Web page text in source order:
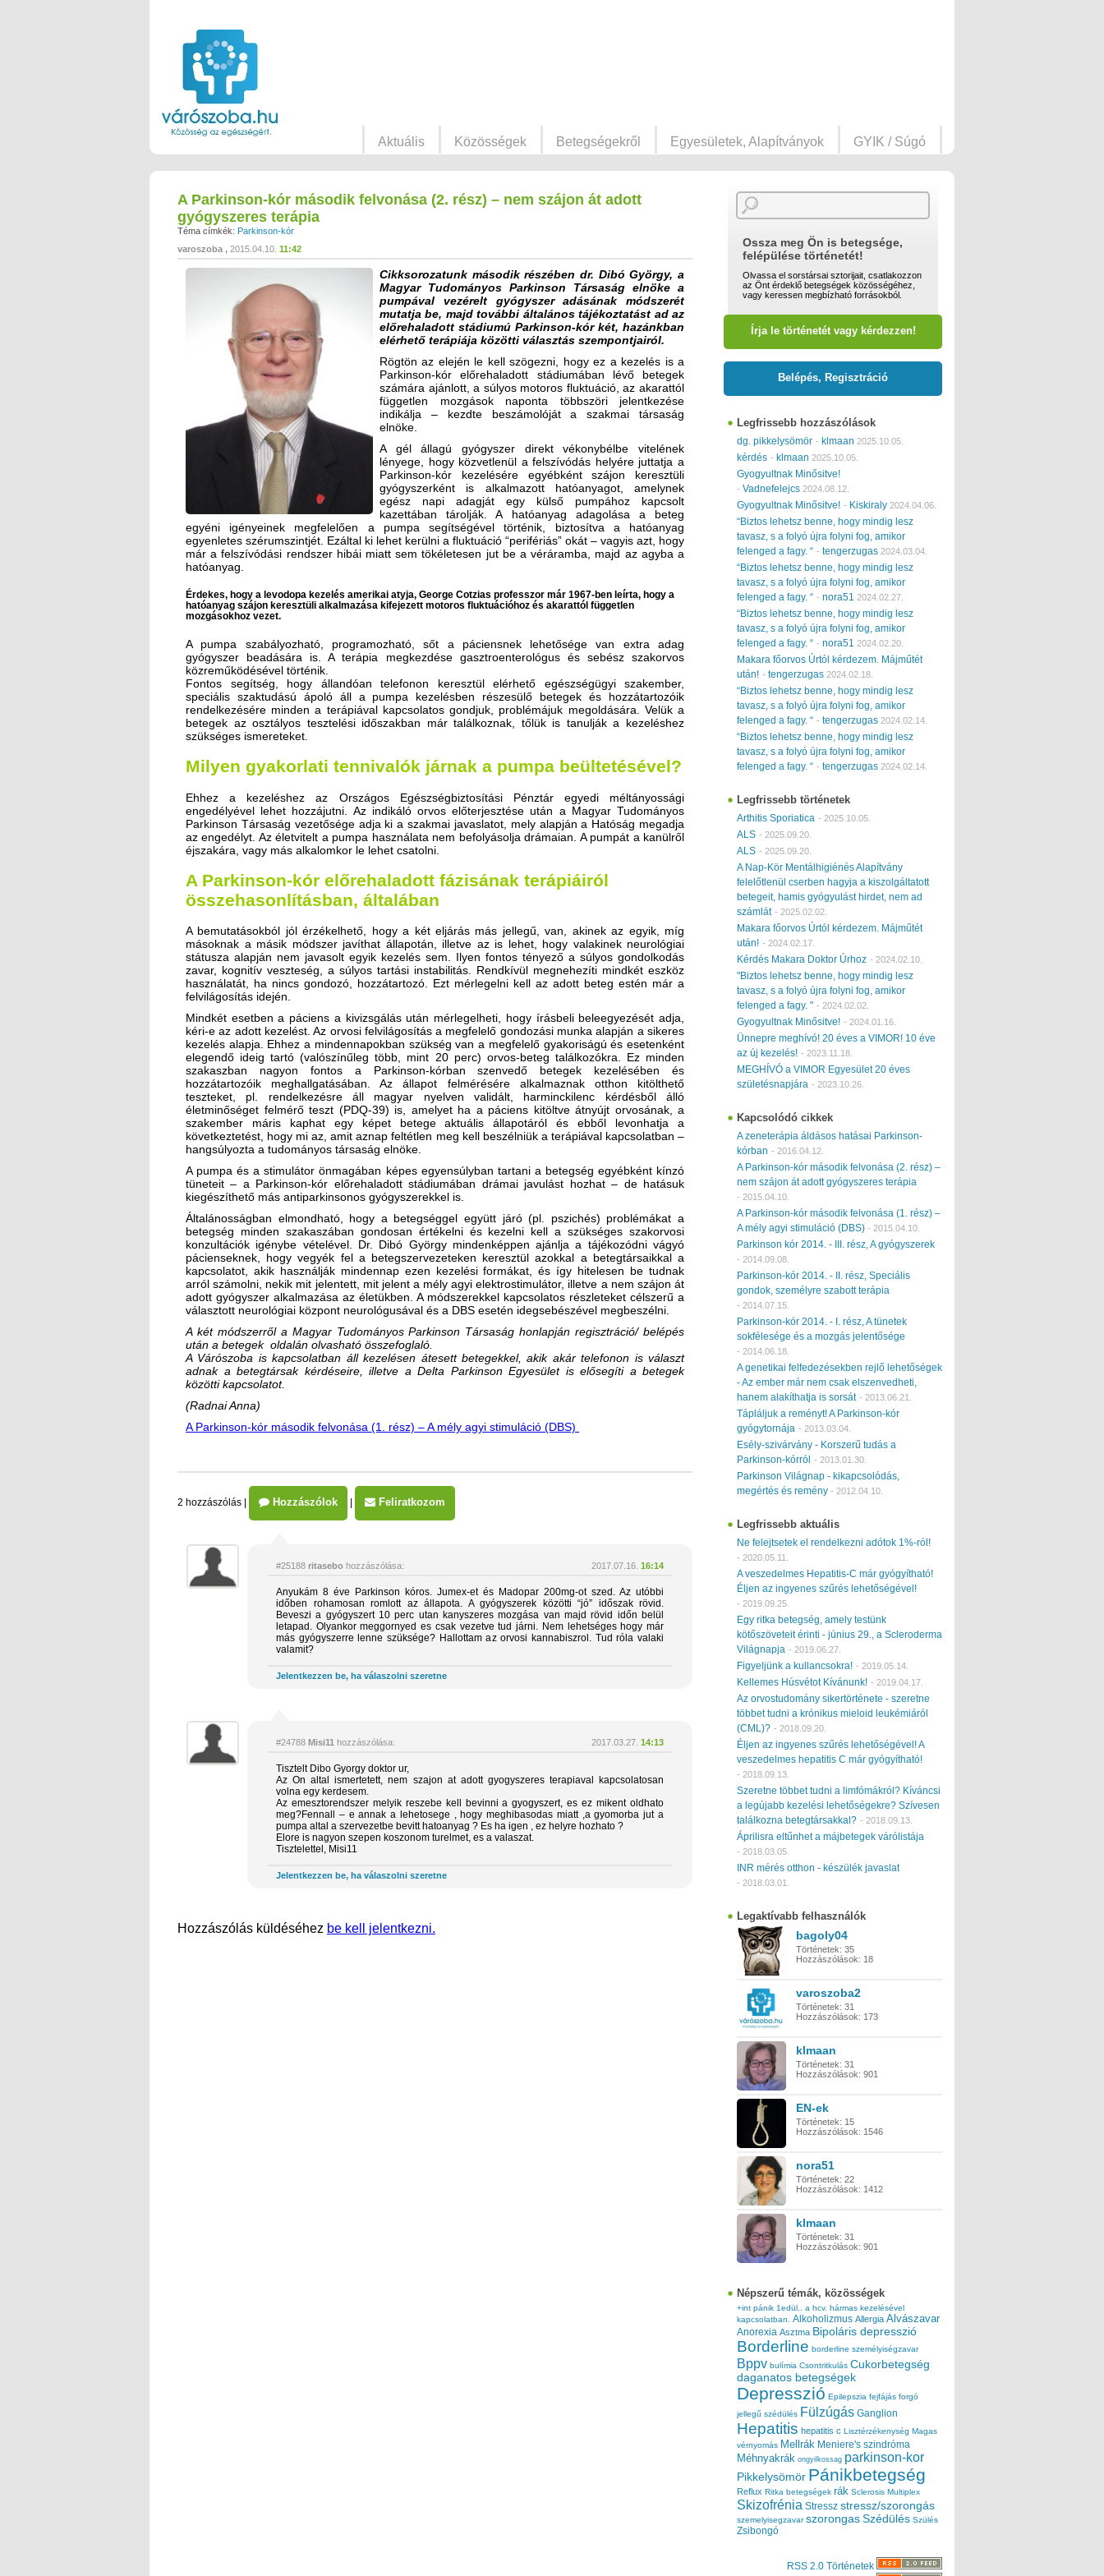
Aktuális Közösségek Betegségekről Egyesületek, Alapítványok GYIK / Súgó
A Parkinson-kór második felvonása (2. rész) – nem szájon át adott
gyógyszeres terápia
Téma címkék: Parkinson-kór
varoszoba
2015.04.10. 11:42
Cikksorozatunk második részében dr. Dibó György, a
Magyar Tudományos Parkinson Társaság elnöke a
pumpával vezérelt gyógyszer adásának módszerét
mutatja be, majd további általános tájékoztatást ad az
előrehaladott stádiumú Parkinson-kór két, hazánkban
elérhető terápiája közötti választás szempontjairól.
Rögtön az elején le kell szögezni, hogy ez a kezelés is a
Parkinson-kór előrehaladott stádiumában lévő betegek
számára ajánlott, a súlyos motoros fluktuáció, az akarattól
független mozgások naponta többszöri jelentkezése
indikálja – kezdte beszámolóját a szakmai társaság
elnöke.
A gél állagú gyógyszer direkt vékonybélbe vitelének
lényege, hogy közvetlenül a felszívódás helyére juttatja a
Parkinson-kór kezelésére egyébként szájon keresztüli
gyógyszerként is alkalmazott hatóanyagot, amelynek
egész napi adagját egy külső pumpához kapcsolt
kazettában tárolják. A hatóanyag adagolása a beteg
egyéni igényeinek megfelelően a pumpa segítségével történik, biztosítva a hatóanyag
egyenletes szérumszintjét. Ezáltal ki lehet kerülni a fluktuáció “perifériás” okát – vagyis azt, hogy
már a felszívódási rendszer hibái miatt sem tökéletesen jut be a véráramba, majd az agyba a
hatóanyag.
Érdekes, hogy a levodopa kezelés amerikai atyja, George Cotzias professzor már 1967-ben leírta, hogy a
hatóanyag szájon keresztüli alkalmazása kifejezett motoros fluktuációhoz és akarattól független
mozgásokhoz vezet.
A pumpa szabályozható, programozható, sőt a páciensnek lehetősége van extra adag
gyógyszer beadására is. A terápia megkezdése gasztroenterológus és sebész szakorvos
közreműködésével történik.
Fontos segítség, hogy állandóan telefonon keresztül elérhető egészségügyi szakember,
speciális szaktudású ápoló áll a pumpa kezelésben részesülő betegek és hozzátartozóik
rendelkezésére minden a terápiával kapcsolatos gondjuk, problémájuk megoldására. Velük a
betegek az osztályos tesztelési időszakban már találkoznak, tőlük is tanulják a kezeléshez
szükséges ismereteket.
Milyen gyakorlati tennivalók járnak a pumpa beültetésével?
Ehhez a kezeléshez az Országos Egészségbiztosítási Pénztár egyedi méltányossági
engedélyével lehet hozzájutni. Az indikáló orvos előterjesztése után a Magyar Tudományos
Parkinson Társaság vezetősége adja ki a szakmai javaslatot, mely alapján a Hatóság megadja
az engedélyt. Az életvitelt a pumpa használata nem befolyásolja drámaian. A pumpát a kanülről
éjszakára, vagy más alkalomkor le lehet csatolni.
A Parkinson-kór előrehaladott fázisának terápiáiról
összehasonlításban, általában
A bemutatásokból jól érzékelhető, hogy a két eljárás más jellegű, van, akinek az egyik, míg
másoknak a másik módszer javíthat állapotán, illetve az is lehet, hogy valakinek neurológiai
státusza alapján nem javasolt egyik kezelés sem. Ilyen fontos tényező a súlyos gondolkodás
zavar, kognitív veszteség, a súlyos tartási instabilitás. Rendkívül megnehezíti mindkét eszköz
használatát, ha nincs gondozó, hozzátartozó. Ezt mérlegelni kell az adott beteg estén már a
felvilágosítás idején.
Mindkét esetben a páciens a kivizsgálás után mérlegelheti, hogy írásbeli beleegyezését adja,
kéri-e az adott kezelést. Az orvosi felvilágosítás a megfelelő gondozási munka alapján a sikeres
kezelés alapja. Ehhez a mindennapokban szükség van a megfelelő gyakoriságú és esetenként
elegendő ideig tartó (valószínűleg több, mint 20 perc) orvos-beteg találkozókra. Ez minden
szakaszban nagyon fontos a Parkinson-kórban szenvedő betegek kezelésében és
hozzátartozóik meghallgatásában. Az állapot felmérésére alkalmaznak otthon kitölthető
teszteket, pl. rendelkezésre áll magyar nyelven validált, harminckilenc kérdésből álló
életminőséget felmérő teszt (PDQ-39) is, amelyet ha a páciens kitöltve átnyújt orvosának, a
szakember máris kaphat egy képet betege aktuális állapotáról és ebből levonhatja a
következtetést, hogy mi az, amit aznap feltétlen meg kell beszélniük a terápiával kapcsolatban –
hangsúlyozta a tudományos társaság elnöke.
A pumpa és a stimulátor önmagában képes egyensúlyban tartani a betegség egyébként kínzó
tüneteit – a Parkinson-kór előrehaladott stádiumában drámai javulást hozhat – de hatásuk
kiegészíthető más antiparkinsonos gyógyszerekkel is.
Általánosságban elmondható, hogy a betegséggel együtt járó (pl. pszichés) problémákat a
betegség minden szakaszában gondosan értékelni és kezelni kell a szükséges szakorvosi
konzultációk igénybe vételével. Dr. Dibó György mindenképpen ajánlja a tájékozódni vágyó
pácienseknek, hogy vegyék fel a betegszervezeteken keresztül azokkal a betegtársaikkal a
kapcsolatot, akik használják mindennap ezen kezelési formákat, és így hitelesen be tudnak
arról számolni, nekik mit jelentett, mit jelent a mély agyi elektrostimulátor, illetve a nem szájon át
adott gyógyszer alkalmazása az életükben. A módszerekkel kapcsolatos részleteket célszerű a
választott neurológiai központ neurológusával és a DBS esetén idegsebészével megbeszélni.
A két módszerről a Magyar Tudományos Parkinson Társaság honlapján regisztráció/ belépés
után a betegek oldalán olvasható összefoglaló.
A Várószoba is kapcsolatban áll kezelésen átesett betegekkel, akik akár telefonon is választ
adnak a betegtársak kérdéseire, illetve a Delta Parkinson Egyesület is elősegíti a betegek
közötti kapcsolatot.
(Radnai Anna)
A Parkinson-kór második felvonása (1. rész) – A mély agyi stimuláció (DBS)
2 hozzászólás Hozzászólok Feliratkozom
#25188 ritasebo hozzászólása: 2017.07.16. 16:14
Anyukám 8 éve Parkinson kóros. Jumex-et és Madopar 200mg-ot szed. Az utóbbi
időben rohamosan romlott az állapota. A gyógyszerek közötti “jó” időszak rövid.
Beveszi a gyógyszert 10 perc utan kanyszeres mozgása van majd rövid időn belül
letapad. Olyankor meggornyed es csak vezetve tud járni. Nem lehetséges hogy már
más gyógyszerre lenne szüksége? Hallottam az orvosi kannabiszrol. Tud róla valaki
valamit?
Jelentkezzen be, ha válaszolni szeretne
#24788 Misi11 hozzászólása: 2017.03.27. 14:13
Tisztelt Dibo Gyorgy doktor ur,
Az On altal ismertetett, nem szajon at adott gyogyszeres terapiaval kapcsolatosan
volna egy kerdesem.
Az emesztorendszer melyik reszebe kell bevinni a gyogyszert, es ez mikent oldhato
meg?Fennall – e annak a lehetosege , hogy meghibasodas miatt ,a gyomorba jut a
pumpa altal a szervezetbe bevitt hatoanyag ? Es ha igen , ez helyre hozhato ?
Elore is nagyon szepen koszonom turelmet, es a valaszat.
Tisztelettel, Misi11
Jelentkezzen be, ha válaszolni szeretne
Hozzászólás küldéséhez be kell jelentkezni.
Ossza meg Ön is betegsége,
felépülése történetét!
Olvassa el sorstársai sztorijait, csatlakozzon
az Önt érdeklő betegségek közösségéhez,
vagy keressen megbízható forrásokból.
Írja le történetét vagy kérdezzen!
Belépés, Regisztráció
Legfrissebb hozzászólások
dg. pikkelysömör - klmaan 2025.10.05.
kérdés - klmaan 2025.10.05.
Gyogyultnak Minősitve!
- Vadnefelejcs 2024.08.12.
Gyogyultnak Minősitve! - Kiskiraly 2024.04.06.
“Biztos lehetsz benne, hogy mindig lesz
tavasz, s a folyó újra folyni fog, amikor
felenged a fagy. “ - tengerzugas 2024.03.04.
“Biztos lehetsz benne, hogy mindig lesz
tavasz, s a folyó újra folyni fog, amikor
felenged a fagy. “ - nora51 2024.02.27.
“Biztos lehetsz benne, hogy mindig lesz
tavasz, s a folyó újra folyni fog, amikor
felenged a fagy. “ - nora51 2024.02.20.
Makara főorvos Úrtól kérdezem. Májműtét
után! - tengerzugas 2024.02.18.
“Biztos lehetsz benne, hogy mindig lesz
tavasz, s a folyó újra folyni fog, amikor
felenged a fagy. “ - tengerzugas 2024.02.14.
“Biztos lehetsz benne, hogy mindig lesz
tavasz, s a folyó újra folyni fog, amikor
felenged a fagy. “ - tengerzugas 2024.02.14.
Legfrissebb történetek
Arthitis Sporiatica - 2025.10.05.
ALS - 2025.09.20.
ALS - 2025.09.20.
A Nap-Kör Mentálhigiénés Alapítvány
felelőtlenül cserben hagyja a kiszolgáltatott
betegeit, hamis gyógyulást hirdet, nem ad
számlát - 2025.02.02.
Makara főorvos Úrtól kérdezem. Májműtét
után! - 2024.02.17.
Kérdés Makara Doktor Úrhoz - 2024.02.10.
"Biztos lehetsz benne, hogy mindig lesz
tavasz, s a folyó újra folyni fog, amikor
felenged a fagy. " - 2024.02.02.
Gyogyultnak Minősitve! - 2024.01.16.
Ünnepre meghívó! 20 éves a VIMOR! 10 éve
az új kezelés! - 2023.11.18.
MEGHÍVÓ a VIMOR Egyesület 20 éves
születésnapjára - 2023.10.26.
Kapcsolódó cikkek
A zeneterápia áldásos hatásai Parkinson-
kórban - 2016.04.12.
A Parkinson-kór második felvonása (2. rész) –
nem szájon át adott gyógyszeres terápia
- 2015.04.10.
A Parkinson-kór második felvonása (1. rész) –
A mély agyi stimuláció (DBS) - 2015.04.10.
Parkinson kór 2014. - III. rész, A gyógyszerek
- 2014.09.08.
Parkinson-kór 2014. - II. rész, Speciális
gondok, személyre szabott terápia
- 2014.07.15.
Parkinson-kór 2014. - I. rész, A tünetek
sokfélesége és a mozgás jelentősége
- 2014.06.18.
A genetikai felfedezésekben rejlő lehetőségek
- Az ember már nem csak elszenvedheti,
hanem alakíthatja is sorsát - 2013.06.21.
Tápláljuk a reményt! A Parkinson-kór
gyógytornája - 2013.03.04.
Esély-szivárvány - Korszerű tudás a
Parkinson-kórról - 2013.01.30.
Parkinson Világnap - kikapcsolódás,
megértés és remény - 2012.04.10.
Legfrissebb aktuális
Ne felejtsetek el rendelkezni adótok 1%-ról!
- 2020.05.11.
A veszedelmes Hepatitis-C már gyógyítható!
Éljen az ingyenes szűrés lehetőségével!
- 2019.09.25.
Egy ritka betegség, amely testünk
kötőszöveteit érinti - június 29., a Scleroderma
Világnapja - 2019.06.27.
Figyeljünk a kullancsokra! - 2019.05.14.
Kellemes Húsvétot Kívánunk! - 2019.04.17.
Az orvostudomány sikertörténete - szeretne
többet tudni a krónikus mieloid leukémiáról
(CML)? - 2018.09.20.
Éljen az ingyenes szűrés lehetőségével! A
veszedelmes hepatitis C már gyógyítható!
- 2018.09.13.
Szeretne többet tudni a limfómákról? Kíváncsi
a legújabb kezelési lehetőségekre? Szívesen
találkozna betegtársakkal? - 2018.09.13.
Áprilisra eltűnhet a májbetegek várólistája
- 2018.03.05.
INR mérés otthon - készülék javaslat
- 2018.03.01.
Legaktívabb felhasználók
bagoly04
Történetek: 35
Hozzászólások: 18
varoszoba2
Történetek: 31
Hozzászólások: 173
klmaan
Történetek: 31
Hozzászólások: 901
EN-ek
Történetek: 15
Hozzászólások: 1546
nora51
Történetek: 22
Hozzászólások: 1412
klmaan
Történetek: 31
Hozzászólások: 901
Népszerű témák, közösségek
+int pánik 1edül..
a hcv. hármas kezelésével
kapcsolatban.
Alkoholizmus Allergia Alvászavar
Anorexia Asztma Bipoláris depresszió
Borderline borderline személyiségzavar
Bppv bulímia Csontritkulás Cukorbetegség
daganatos betegségek
Depresszió Epilepszia fejfájás forgó
jellegű szédülés Fülzúgás Ganglion
Hepatitis hepatitis c Lisztérzékenység Magas
vérnyomás Mellrák Meniere's szindróma
Méhnyakrák ongyilkossag parkinson-kor
Pikkelysömör Pánikbetegség
Reflux Ritka betegségek rák Sclerosis Multiplex
Skizofrénia Stressz stressz/szorongás
szemelyisegzavar szorongas Szédülés Szülés
Zsibongó
RSS 2.0 Történetek